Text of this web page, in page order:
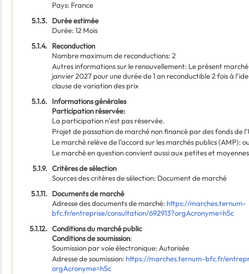
Pays: France
5.1.3. Durée estimée
Durée: 12 Mois
5.1.4. Reconduction
Nombre maximum de reconductions: 2
Autres informations sur le renouvellement: Le présent
janvier 2027 pour une durée de 1 an reconductible 2 fois à
clause de variation des prix
5.1.6. Informations générales
Participation réservée:
La participation n’est pas réservée.
Projet de passation de marché non financé par des fonds de
Le marché relève de l’accord sur les marchés publics (AMP):
Le marché en question convient aussi aux petites et
5.1.9. Critères de sélection
Sources des critères de sélection: Document de marché
5.1.11. Documents de marché
Adresse des documents de marché: https://marches.ternum-
bfc.fr/entreprise/consultation/692913?orgAcronyme=h5c
5.1.12. Conditions du marché public
Conditions de soumission:
Soumission par voie électronique: Autorisée
Adresse de soumission: https://marches.ternum-bfc.fr/
orgAcronyme=h5c